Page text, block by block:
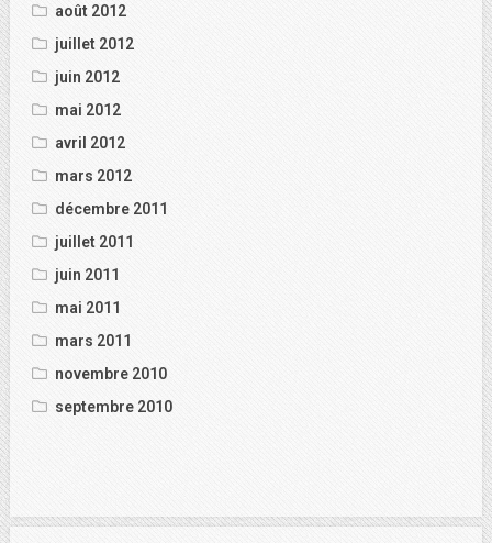
août 2012
juillet 2012
juin 2012
mai 2012
avril 2012
mars 2012
décembre 2011
juillet 2011
juin 2011
mai 2011
mars 2011
novembre 2010
septembre 2010